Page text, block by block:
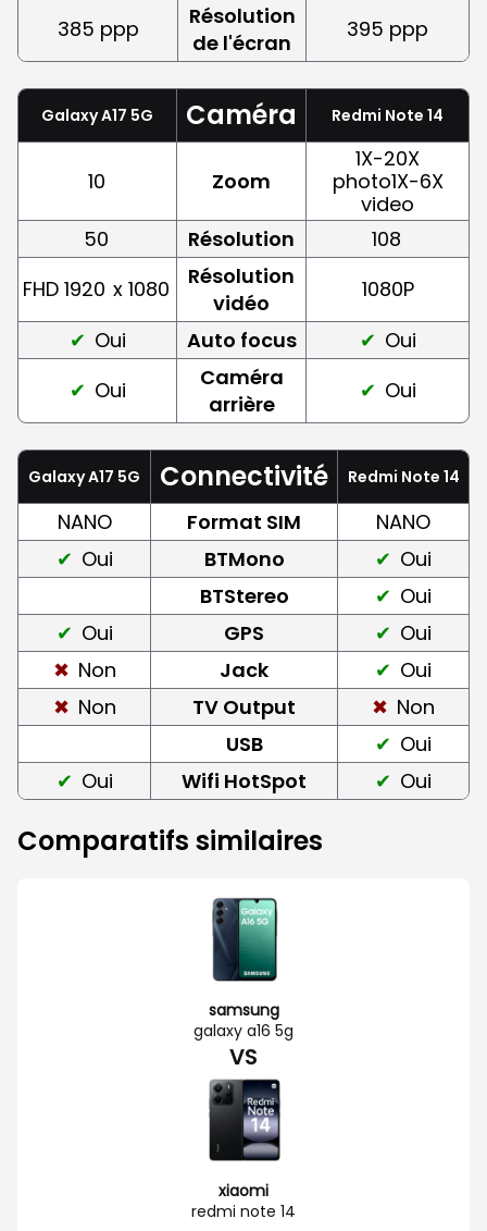
385 ppp
Résolution
de l'écran
395 ppp
Galaxy A17 5G Caméra Redmi Note 14
10 Zoom
1X-20X
photo1X-6X
video
50
Résolution
108
FHD 1920 x 1080
Résolution
vidéo
1080P
Oui
Auto focus
Oui
Oui
Caméra
arrière
Oui
Galaxy A17 5G Connectivité Redmi Note 14
NANO Format SIM
NANO
Oui
BTMono
Oui
BTStereo
Oui
Oui
GPS
Oui
Non
Jack
Oui
Non
TV Output
Non
USB
Oui
Oui
Wifi HotSpot Oui
Comparatifs similaires
samsung
galaxy a16 5g
VS
xiaomi
redmi note 14